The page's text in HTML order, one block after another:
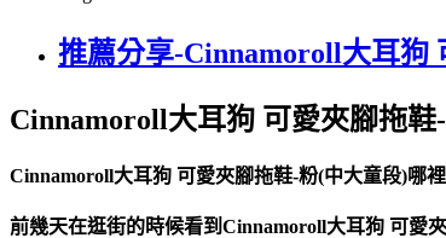
推薦分享-Cinnamoroll大耳狗
Cinnamoroll大耳狗 可愛夾腳拖鞋
Cinnamoroll大耳狗 可愛夾腳拖鞋-粉(中大童段)哪
前幾天在逛街的時候看到Cinnamoroll大耳狗 可愛